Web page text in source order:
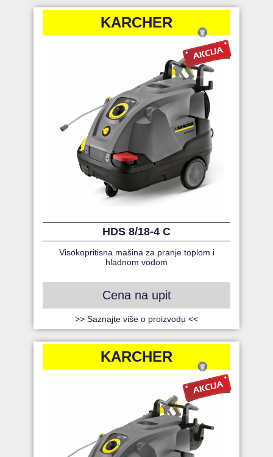
KARCHER
HDS 8/18-4 C
Visokopritisna mašina za pranje toplom i
hladnom vodom
Cena na upit
>> Saznajte više o proizvodu <<
KARCHER